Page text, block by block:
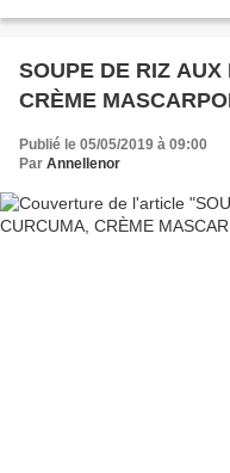
SOUPE DE RIZ
CRÈME
Publié le 05/05/2019 à 09:00
Par Annellenor